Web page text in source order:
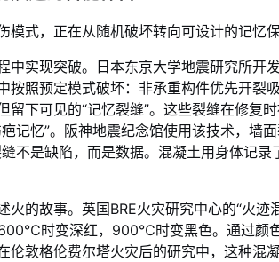
模式，正在从随机破坏转向可设计的记忆保
中实现突破。日本东京大学地震研究所开
按照预定模式破坏：非承重构件优先开裂
留下可见的“记忆裂缝”。这些裂缝在修复
记忆”。阪神地震纪念馆使用该技术，墙
不是缺陷，而是数据。混凝土用身体记
火的故事。英国BRE火灾研究中心的“火迹
时变深红，900℃时变黑色。通过颜
伦敦格伦费尔塔火灾后的研究中，这种混